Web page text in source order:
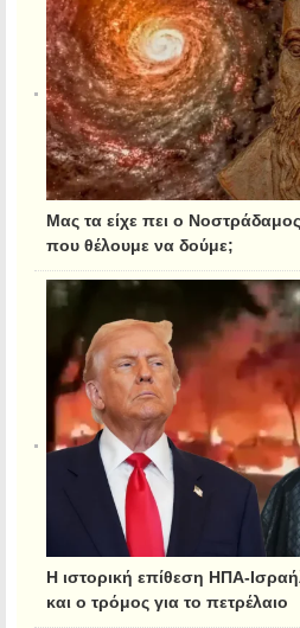
Μας τα είχε πει ο
που θέλουμε να δούμε;
Η ιστορική επίθεση ΗΠΑ-
και ο τρόμος για το πετρέλαιο